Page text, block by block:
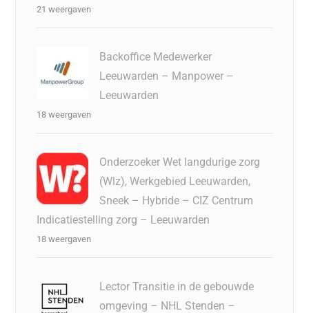
21 weergaven
Backoffice Medewerker
Leeuwarden – Manpower –
Leeuwarden
18 weergaven
Onderzoeker Wet langdurige zorg
(Wlz), Werkgebied Leeuwarden,
Sneek – Hybride – CIZ Centrum
Indicatiestelling zorg – Leeuwarden
18 weergaven
Lector Transitie in de gebouwde
omgeving – NHL Stenden –